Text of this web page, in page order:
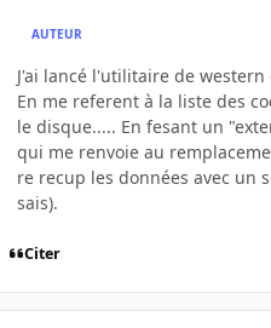
AUTEUR
J'ai lancé l'utilitaire de
En me referent à la liste des
le disque..... En fesant un
qui me renvoie au
re recup les données avec un
sais).
Citer